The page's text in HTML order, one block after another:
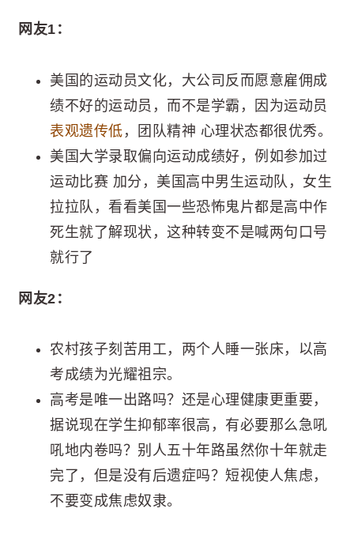
网友1：
美国的运动员文化，大公司反而愿意雇佣成
绩不好的运动员，而不是学霸，因为运动员
表观遗传低 ，团队精神 心理状态都很优秀。
美国大学录取偏向运动成绩好，例如参加过
运动比赛 加分，美国高中男生运动队，女生
拉拉队，看看美国一些恐怖鬼片都是高中作
死生就了解现状，这种转变不是喊两句口号
就行了 ​​​
网友2：
农村孩子刻苦用工，两个人睡一张床，以高
考成绩为光耀祖宗。
高考是唯一出路吗？还是心理健康更重要，
据说现在学生抑郁率很高，有必要那么急吼
吼地内卷吗？别人五十年路虽然你十年就走
完了，但是没有后遗症吗？短视使人焦虑，
不要变成焦虑奴隶。